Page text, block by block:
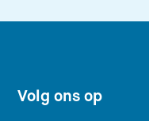
Footer
Volg ons op